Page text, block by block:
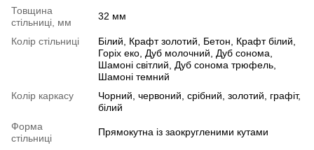
Товщина
стільниці, мм
32 мм
Колір стільниці
Білий, Крафт золотий, Бетон, Крафт білий,
Горіх еко, Дуб молочний, Дуб сонома,
Шамоні світлий, Дуб сонома трюфель,
Шамоні темний
Колір каркасу
Чорний, червоний, срібний, золотий, графіт,
білий
Форма
стільниці
Прямокутна із заокругленими кутами